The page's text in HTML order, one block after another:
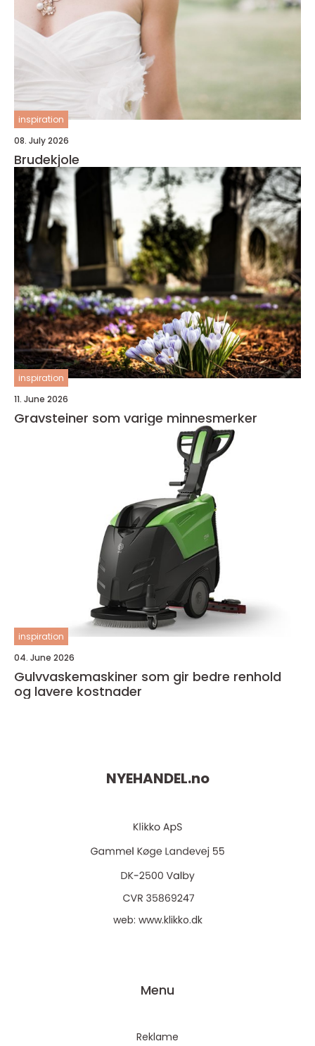
inspiration
08. July 2026
Brudekjole
inspiration
11. June 2026
Gravsteiner som varige minnesmerker
inspiration
04. June 2026
Gulvvaskemaskiner som gir bedre renhold
og lavere kostnader
NYEHANDEL.no
web: www.klikko.dk
Menu
Reklame